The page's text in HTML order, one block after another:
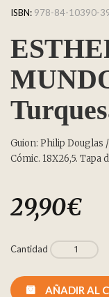
ISBN: 978-84-10390-
Guion: Philip Douglas
Cómic. 18X26,5. Tapa
29,90€
Cantidad
AÑADIR AL